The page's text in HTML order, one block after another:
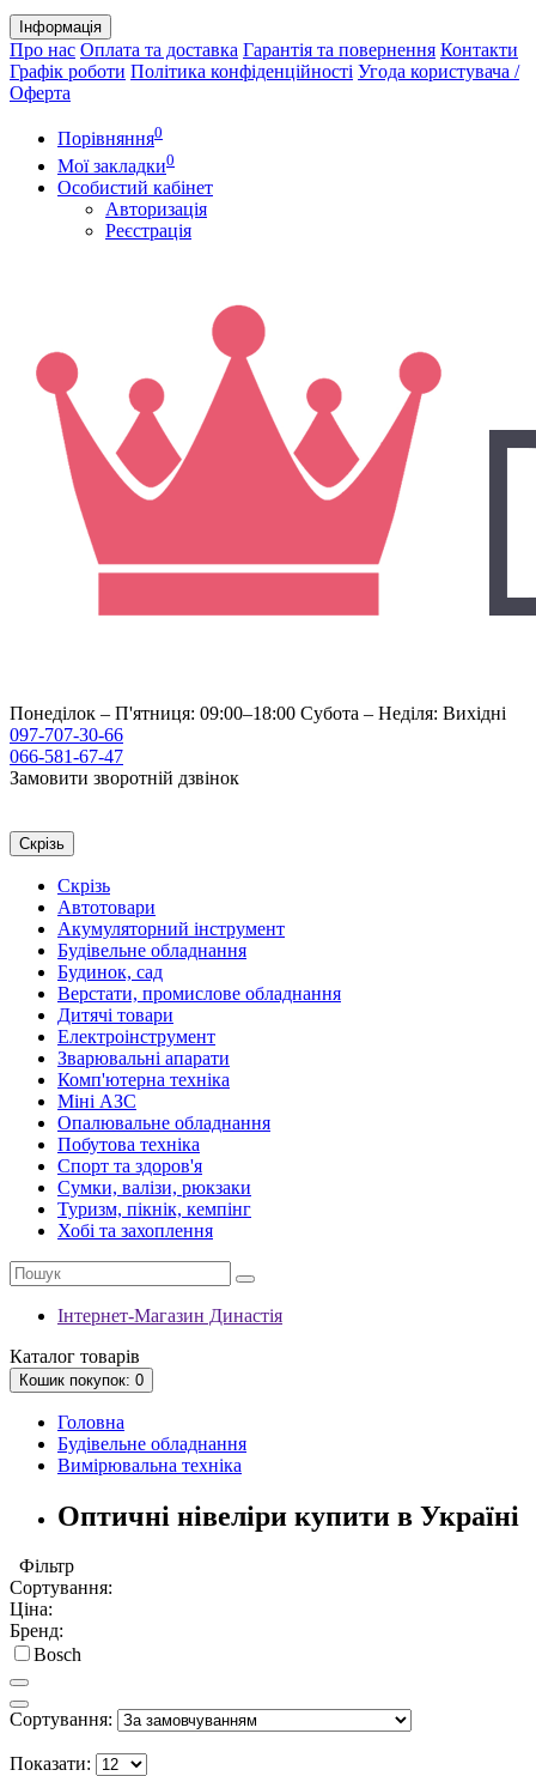
Інформація
Про нас Оплата та доставка Гарантія та повернення Контакти
Графік роботи Політика конфіденційності Угода користувача /
Оферта
Порівняння0
Мої закладки0
Особистий кабінет
Авторизація
Реєстрація
Понеділок – П'ятниця: 09:00–18:00 Субота – Неділя: Вихідні
097-707-30-66
066-581-67-47
Замовити зворотній дзвінок
Скрізь
Скрізь
Автотовари
Акумуляторний інструмент
Будівельне обладнання
Будинок, сад
Верстати, промислове обладнання
Дитячі товари
Електроінструмент
Зварювальні апарати
Комп'ютерна техніка
Міні АЗС
Опалювальне обладнання
Побутова техніка
Спорт та здоров'я
Сумки, валізи, рюкзаки
Туризм, пікнік, кемпінг
Хобі та захоплення
Інтернет-Магазин Династія
Каталог товарів
Кошик покупок: 0
Головна
Будівельне обладнання
Вимірювальна техніка
Оптичні нівеліри купити в Україні
Фільтр
Сортування:
Ціна:
Бренд:
Bosch
Сортування:
Показати: